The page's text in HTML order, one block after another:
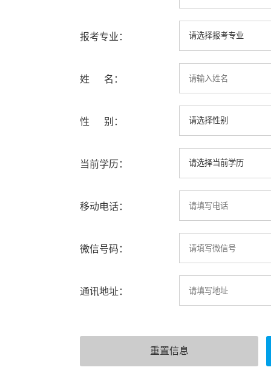
报考专业：
姓 名：
性 别：
当前学历：
移动电话：
微信号码：
通讯地址：